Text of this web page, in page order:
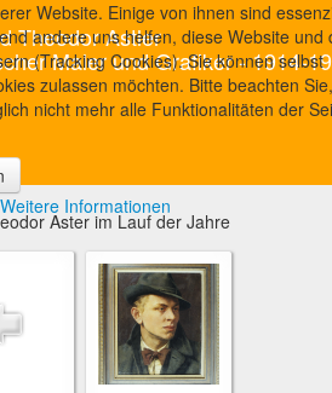
Theodor Astler
Maler und Grafiker - 1914-
Aster im Lauf der Jahre
Website. Einige von ihnen sind
andere uns helfen, diese Website und
(Tracking Cookies). Sie können selbst
zulassen möchten. Bitte beachten
nicht mehr alle Funktionalitäten der
Weitere Informationen